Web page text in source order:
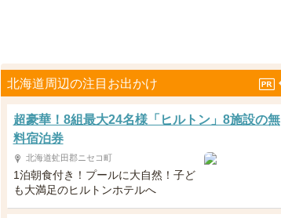
北海道周辺の注目お出かけ
超豪華！8組最大24名様「ヒルトン」8施設の無
料宿泊券
北海道虻田郡ニセコ町
1泊朝食付き！プールに大自然！子ど
も大満足のヒルトンホテルへ